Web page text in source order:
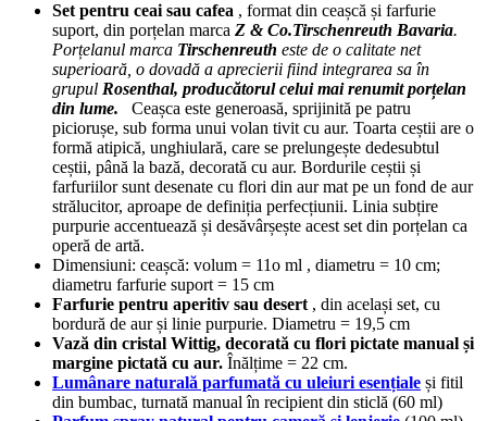
Set pentru ceai sau cafea , format din ceașcă și farfurie
suport, din porțelan marca Z & Co.Tirschenreuth Bavaria.
Porțelanul marca Tirschenreuth este de o calitate net
superioară, o dovadă a aprecierii fiind integrarea sa în
grupul Rosenthal, producătorul celui mai renumit porțelan
din lume.
Ceașca este generoasă, sprijinită pe patru
piciorușe, sub forma unui volan tivit cu aur. Toarta ceștii are o
formă atipică, unghiulară, care se prelungește dedesubtul
ceștii, până la bază, decorată cu aur. Bordurile ceștii și
farfuriilor sunt desenate cu flori din aur mat pe un fond de aur
strălucitor, aproape de definiția perfecțiunii. Linia subțire
purpurie accentuează și desăvârșește acest set din porțelan ca
operă de artă.
Dimensiuni: ceașcă: volum = 11o ml , diametru = 10 cm;
diametru farfurie suport = 15 cm
Farfurie pentru aperitiv sau desert , din același set, cu
bordură de aur și linie purpurie. Diametru = 19,5 cm
Vază din cristal Wittig, decorată cu flori pictate manual și
margine pictată cu aur. Înălțime = 22 cm.
Lumânare naturală parfumată cu uleiuri esențiale și fitil
din bumbac, turnată manual în recipient din sticlă (60 ml)